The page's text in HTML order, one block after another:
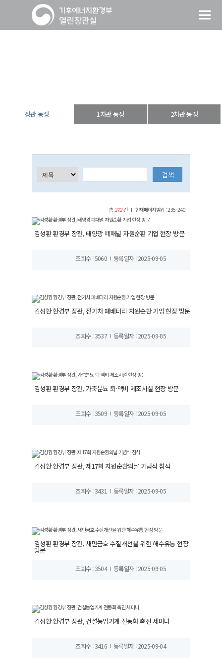
장관 동정 1차관 동정 2차관 동정
총272건 현재페이지범위 : 235-240
김성환 환경부 장관, 태양광 폐패널 자원순환 기업 현장 방문
조회수 : 5060 등록일자 : 2025-09-05
김성환 환경부 장관, 전기차 폐배터리 자원순환 기업 현장 방문
조회수 : 3537 등록일자 : 2025-09-05
김성환 환경부 장관, 가축분뇨 퇴·액비 제조시설 현장 방문
조회수 : 3509 등록일자 : 2025-09-05
김성환 환경부 장관, 제17회 자원순환의날 기념식 참석
조회수 : 3431 등록일자 : 2025-09-05
김성환 환경부 장관, 새만금호 수질개선을 위한 해수유통 현장
방문
조회수 : 3504 등록일자 : 2025-09-05
김성환 환경부 장관, 건설농업기계 전동화 촉진 세미나
조회수 : 3416 등록일자 : 2025-09-04